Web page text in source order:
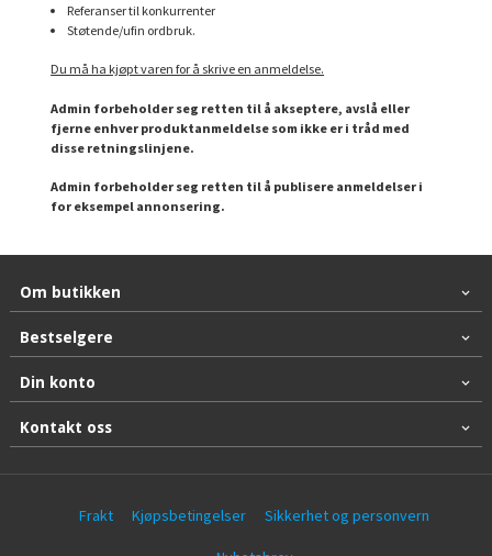
Referanser til konkurrenter
Støtende/ufin ordbruk.
Du må ha kjøpt varen for å skrive en anmeldelse.
Admin forbeholder seg retten til å akseptere, avslå eller
fjerne enhver produktanmeldelse som ikke er i tråd med
disse retningslinjene.
Admin forbeholder seg retten til å publisere anmeldelser i
for eksempel annonsering.
Om butikken
Bestselgere
Din konto
Kontakt oss
Frakt Kjøpsbetingelser Sikkerhet og personvern